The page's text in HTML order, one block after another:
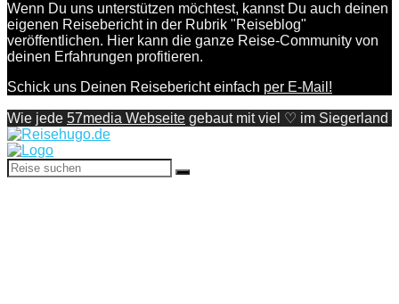
Wenn Du uns unterstützen möchtest, kannst Du auch deinen
eigenen Reisebericht in der Rubrik "Reiseblog"
veröffentlichen. Hier kann die ganze Reise-Community von
deinen Erfahrungen profitieren.
Schick uns Deinen Reisebericht einfach per E-Mail!
Wie jede 57media Webseite gebaut mit viel ♡ im Siegerland